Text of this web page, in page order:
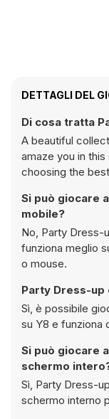
DETTAGLI DEL
Di cosa tratta
A beautiful
amaze you in
choosing the
Si può giocare
mobile?
No, Party
funziona meglio
o mouse.
Party Dress-up
Sì, è possibile
su Y8 e funziona
Si può giocare a
schermo
Sì, Party Dress-up può essere giocato in modalità
schermo interno